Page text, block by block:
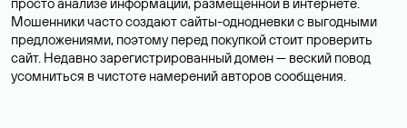
Мошенники часто создают сайты-однодневки с выгодными
предложениями, поэтому перед покупкой стоит проверить
сайт. Недавно зарегистрированный домен — веский повод
усомниться в чистоте намерений авторов сообщения.